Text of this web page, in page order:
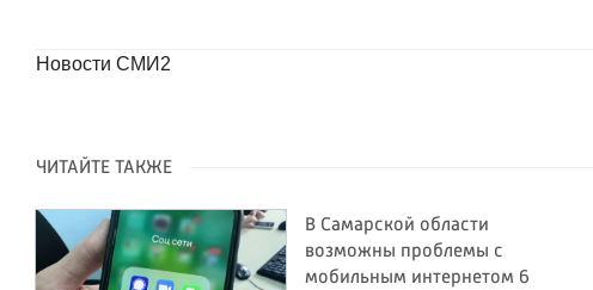
Новости СМИ2
ЧИТАЙТЕ ТАКЖЕ
В Самарской области
возможны проблемы с
мобильным интернетом 6